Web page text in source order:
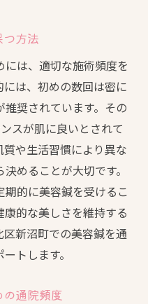
方法
は、適切な施術頻度を
は、初めの数回は密に
奨されています。その
スが肌に良いとされて
や生活習慣により異な
めることが大切です。
期的に美容鍼を受けるこ
的な美しさを維持する
新沼町での美容鍼を通
トします。
通院頻度